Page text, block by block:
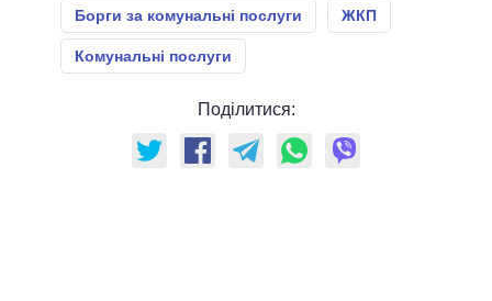
Борги за комунальні послуги ЖКП
Комунальні послуги
Поділитися: